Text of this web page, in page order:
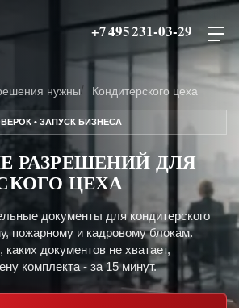
+7 495 231-03-29
нужны Кондитерского цеха
• ЗАПУСК БИЗНЕСА
РАЗРЕШЕНИЙ ДЛЯ
ЦЕХА
документы для кондитерского
пожарному и кадровому блокам.
документов не хватает,
комплекта - за 15 минут.